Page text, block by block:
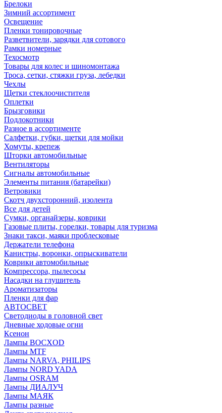
Брелоки
Зимний ассортимент
Освещение
Пленки тонировочные
Разветвители, зарядки для сотового
Рамки номерные
Техосмотр
Товары для колес и шиномонтажа
Троса, сетки, стяжки груза, лебедки
Чехлы
Щетки стеклоочистителя
Оплетки
Брызговики
Подлокотники
Разное в ассортименте
Салфетки, губки, щетки для мойки
Хомуты, крепеж
Шторки автомобильные
Вентиляторы
Сигналы автомобильные
Элементы питания (батарейки)
Ветровики
Скотч двухсторонний, изолента
Все для детей
Сумки, органайзеры, коврики
Газовые плиты, горелки, товары для туризма
Знаки такси, маяки проблесковые
Держатели телефона
Канистры, воронки, опрыскиватели
Коврики автомобильные
Компрессора, пылесосы
Насадки на глушитель
Ароматизаторы
Пленки для фар
АВТОСВЕТ
Светодиоды в головной свет
Дневные ходовые огни
Ксенон
Лампы BOCXOD
Лампы MTF
Лампы NARVA, PHILIPS
Лампы NORD YADA
Лампы OSRAM
Лампы ДИАЛУЧ
Лампы МАЯК
Лампы разные